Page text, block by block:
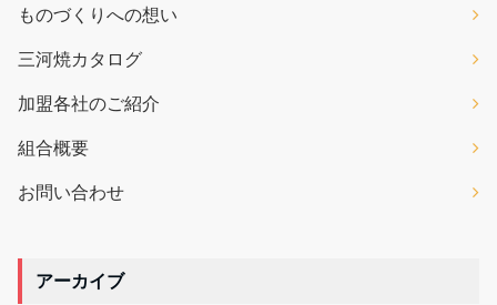
ものづくりへの想い
三河焼カタログ
加盟各社のご紹介
組合概要
お問い合わせ
アーカイブ